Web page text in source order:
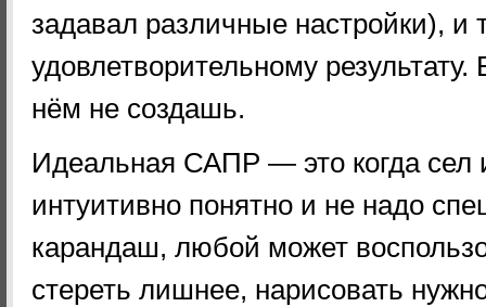
задавал различные настройки), и
удовлетворительному
нём не создашь.
Идеальная САПР — это когда сел
интуитивно понятно и не надо
карандаш, любой может
стереть лишнее, нарисовать